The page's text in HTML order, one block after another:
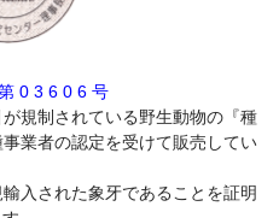
0 3 6 0 6 号
規制されている野生動物の『種
業者の認定を受けて販売してい
入された象牙であることを証明